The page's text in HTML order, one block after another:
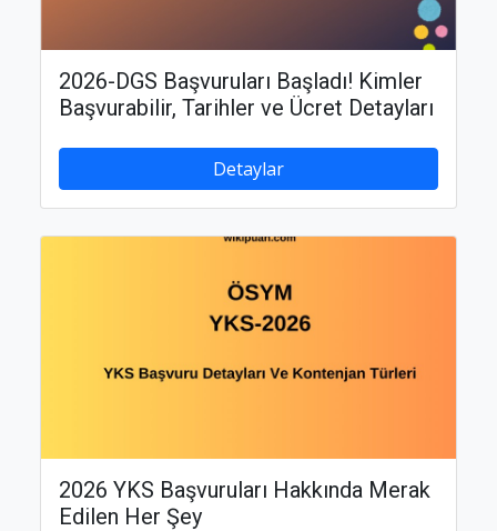
2026-DGS Başvuruları Başladı! Kimler
Başvurabilir, Tarihler ve Ücret Detayları
Detaylar
2026 YKS Başvuruları Hakkında Merak
Edilen Her Şey